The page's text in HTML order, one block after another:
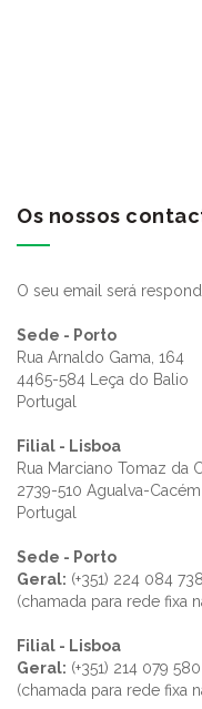
Os nossos
O seu email será
Sede - Porto
Rua Arnaldo Gama, 164
4465-584 Leça do Balio
Portugal
Filial - Lisboa
Rua Marciano Tomaz da
2739-510 Agualva-Cacém
Portugal
Sede - Porto
Geral: (+351) 224 084 738
(chamada para rede fixa
Filial - Lisboa
Geral: (+351) 214 079 580
(chamada para rede fixa